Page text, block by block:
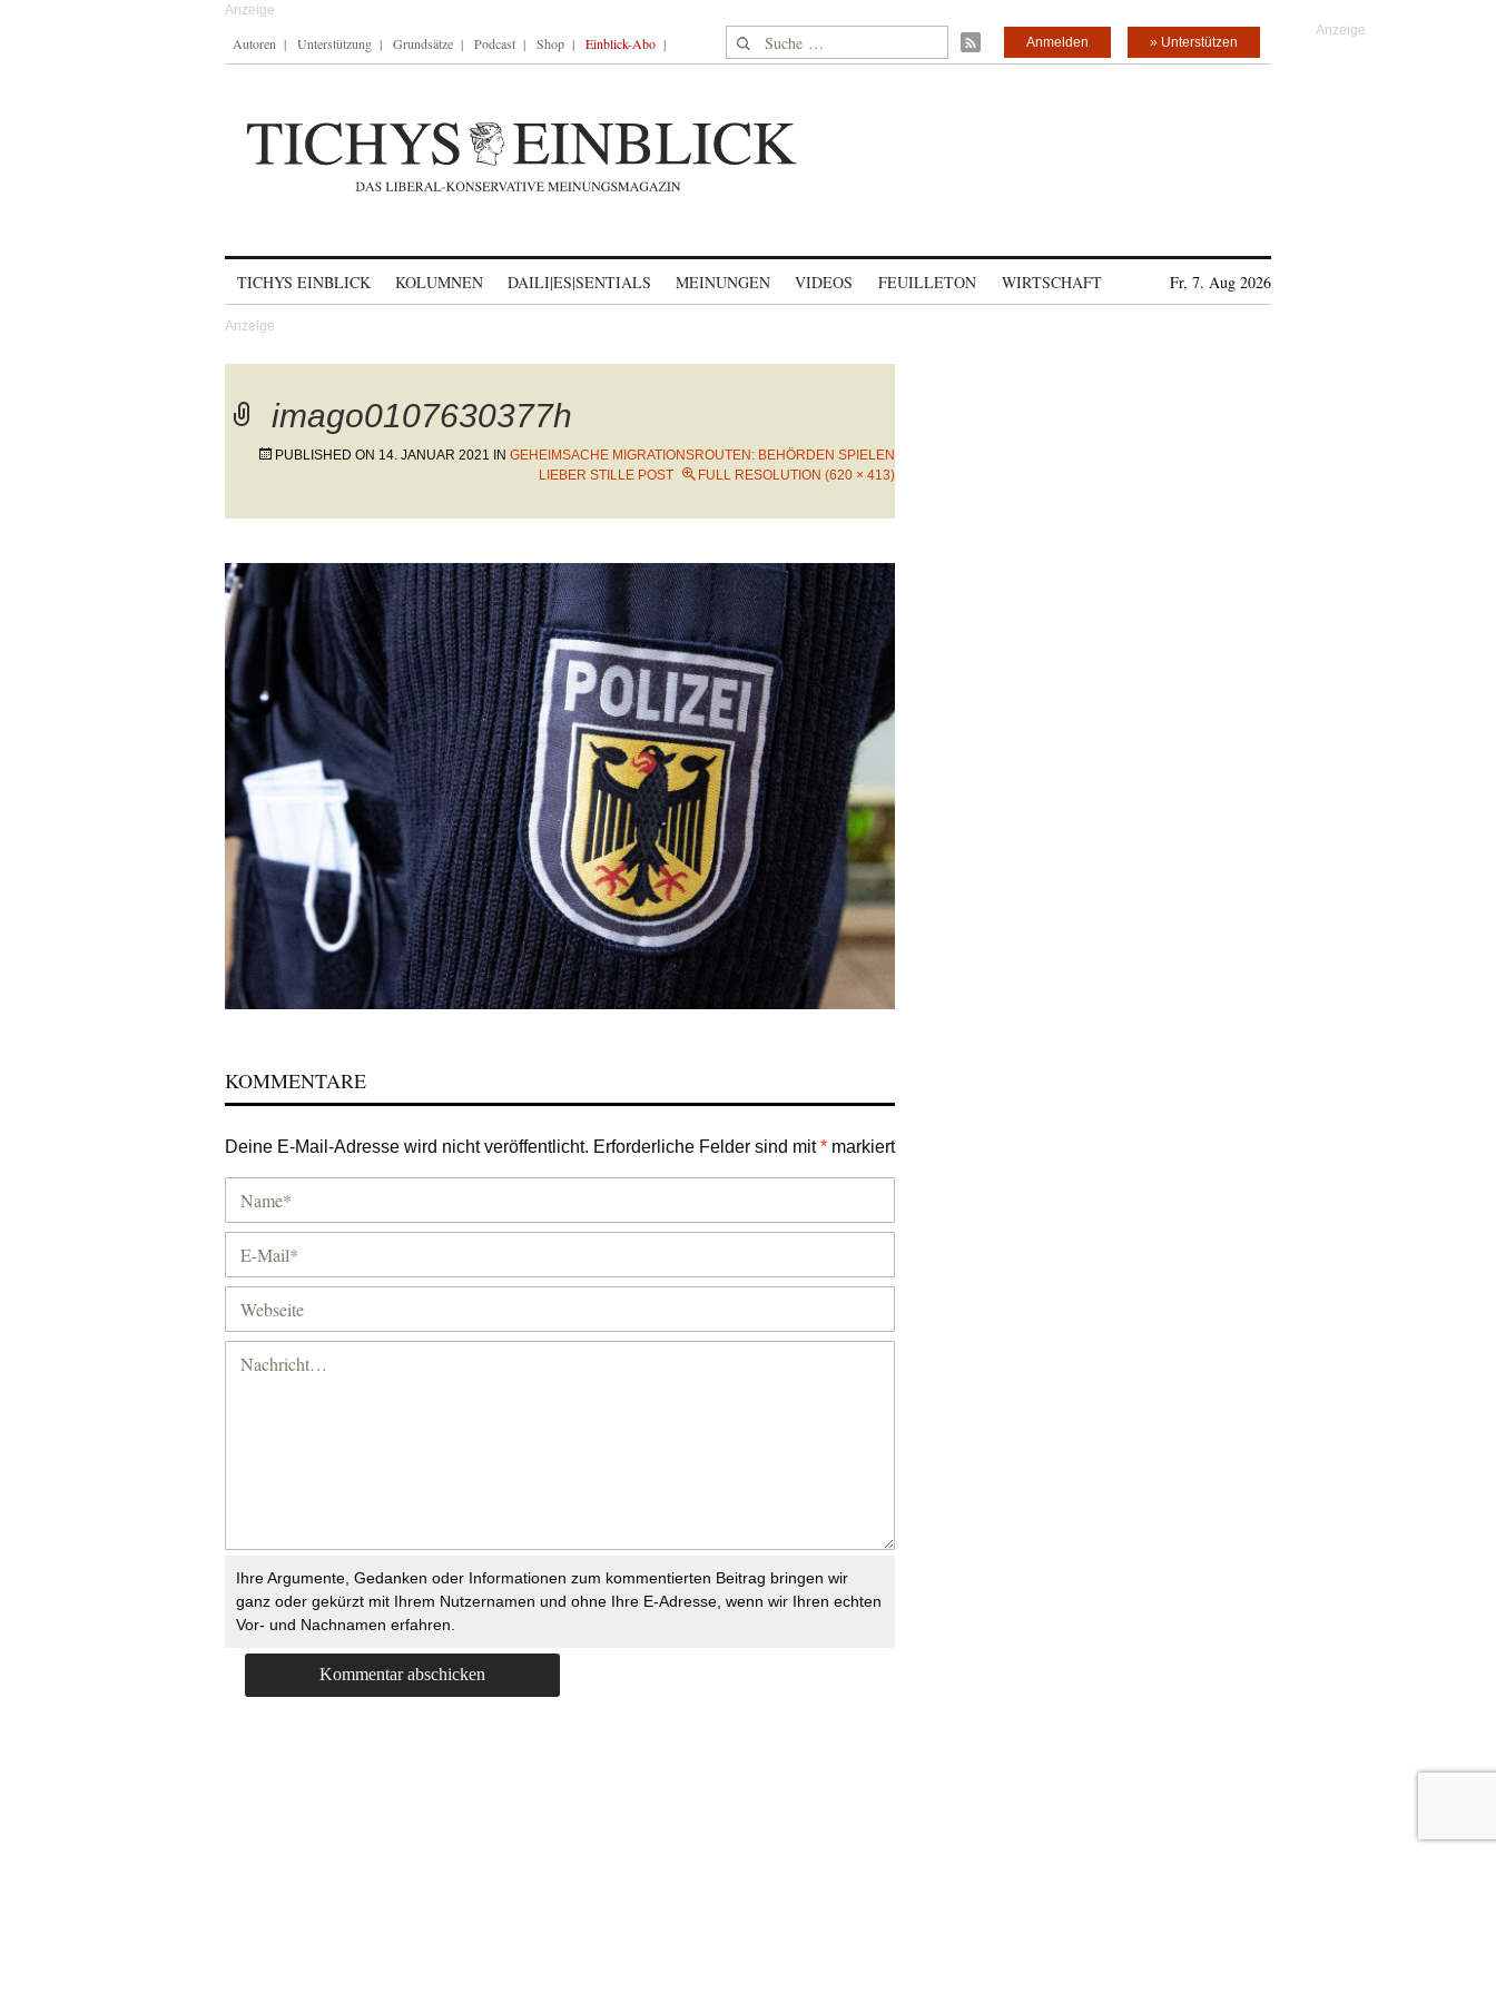
Autoren Unterstützung Grundsätze Podcast Shop Einblick-Abo Suche nach: » Unterstützen
Anmelden
TICHYS EINBLICK KOLUMNEN DAILI|ES|SENTIALS MEINUNGEN VIDEOS FEUILLETON WIRTSCHAFT Fr, 7. Aug 2026
imago0107630377h
PUBLISHED ON 14. JANUAR 2021 IN GEHEIMSACHE MIGRATIONSROUTEN: BEHÖRDEN SPIELEN
LIEBER STILLE POST
FULL RESOLUTION (620 × 413)
KOMMENTARE
Deine E-Mail-Adresse wird nicht veröffentlicht. Erforderliche Felder sind mit* markiert
Ihre Argumente, Gedanken oder Informationen zum kommentierten Beitrag bringen wir
ganz oder gekürzt mit Ihrem Nutzernamen und ohne Ihre E-Adresse, wenn wir Ihren echten
Vor- und Nachnamen erfahren.